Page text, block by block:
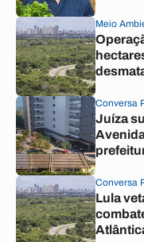
Meio
Conversa
Juíza
Conversa
Lula